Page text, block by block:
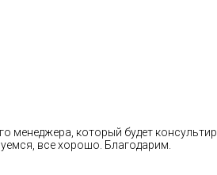
менеджера, который будет
все хорошо. Благодарим.